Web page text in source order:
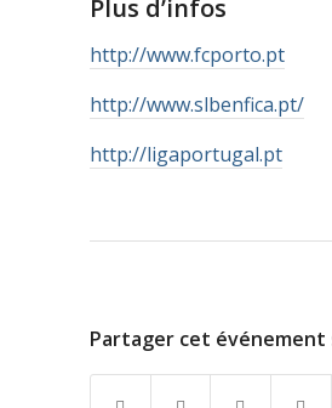
Plus d’infos
http://www.fcporto.pt
http://www.slbenfica.pt/
http://ligaportugal.pt
Partager cet